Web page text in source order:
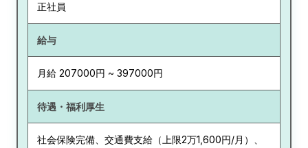
正社員
給与
月給 207000円 ~ 397000円
待遇・福利厚生
社会保険完備、交通費支給（上限2万1,600円/月）、